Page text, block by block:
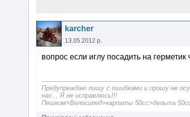
karcher
13.05.2012 р.
вопрос если иглу посадить на
Предупреждаю пишу с ошибками и прошу не
нах.., Я не исправлюсь!!!
Пешком>Велосипед>карпаты 50сc>дельта